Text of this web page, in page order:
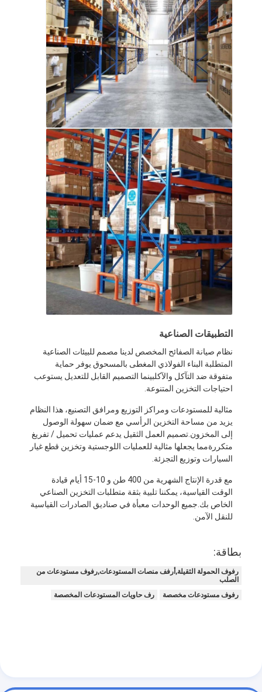
التطبيقات الصناعية
نظام صيانة الصفائح المخصص لدينا مصمم للبيئات الصناعية
المتطلبة البناء الفولاذي المغطى بالمسحوق يوفر حماية
متفوقة ضد التآكل والآكلبينما التصميم القابل للتعديل يستوعب
احتياجات التخزين المتنوعة.
مثالية للمستودعات ومراكز التوزيع ومرافق التصنيع، هذا النظام
يزيد من مساحة التخزين الرأسي مع ضمان سهولة الوصول
إلى المخزون.تصميم العمل الثقيل يدعم عمليات تحميل / تفريغ
متكررةمما يجعلها مثالية للعمليات اللوجستية وتخزين قطع غيار
السيارات وتوزيع التجزئة.
مع قدرة الإنتاج الشهرية من 400 طن و 10-15 أيام قيادة
الوقت القياسية، يمكننا تلبية بثقة متطلبات التخزين الصناعي
الخاص بك.جميع الوحدات معبأة في صناديق الصادرات القياسية
للنقل الآمن.
بطاقة:
رفوف الحمولة الثقيلة,أرفف منصات المستودعات,رفوف مستودعات من
الصلب
رفوف مستودعات مخصصة
رف حاويات المستودعات المخصصة